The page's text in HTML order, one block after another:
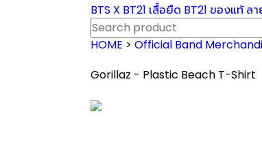
BTS X BT21 เสื้อยืด BT21 ของแท้
HOME > Official Band
Gorillaz - Plastic Beach T-Shirt